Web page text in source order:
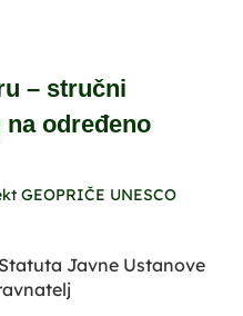
– stručni
određeno
GEOPRIČE UNESCO
Javne Ustanove